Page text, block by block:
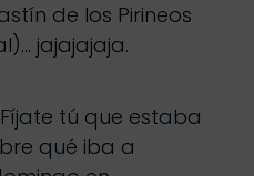
de los Pirineos
jajajajaja.
tú que estaba
qué iba a